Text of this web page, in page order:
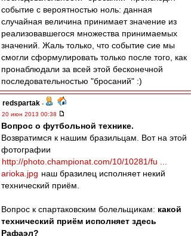
событие с вероятностью ноль: данная
случайная величина принимает значение из
реализовавшегося множества принимаемых
значений. Жаль только, что событие сие мы
смогли сформулировать только после того, как
пронаблюдали за всей этой бесконечной
последовательностью "бросаний" :)
redspartak -
20 июн 2013 00:38
Вопрос о футбольной технике.
Возвратимся к нашим бразильцам. Вот на этой
фотографии
http://photo.championat.com/10/10281/fu ...
arioka.jpg наш бразилец исполняет некий
технический приём.
Вопрос к спартаковским болельщикам: какой
технический приём исполняет здесь
Рафаэл?